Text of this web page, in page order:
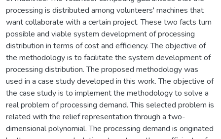
processing is distributed among volunteers' machines that
want collaborate with a certain project. These two facts turn
possible and viable system development of processing
distribution in terms of cost and efficiency. The objective of
the methodology is to facilitate the system development of
processing distribution. The proposed methodology was
used in a case study developed in this work. The objective of
the case study is to implement the methodology to solve a
real problem of processing demand. This selected problem is
related with the relief representation through a two-
dimensional polynomial. The processing demand is originated